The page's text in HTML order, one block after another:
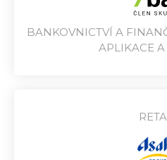
BANKOVNICTVÍ A
APLIKACE A